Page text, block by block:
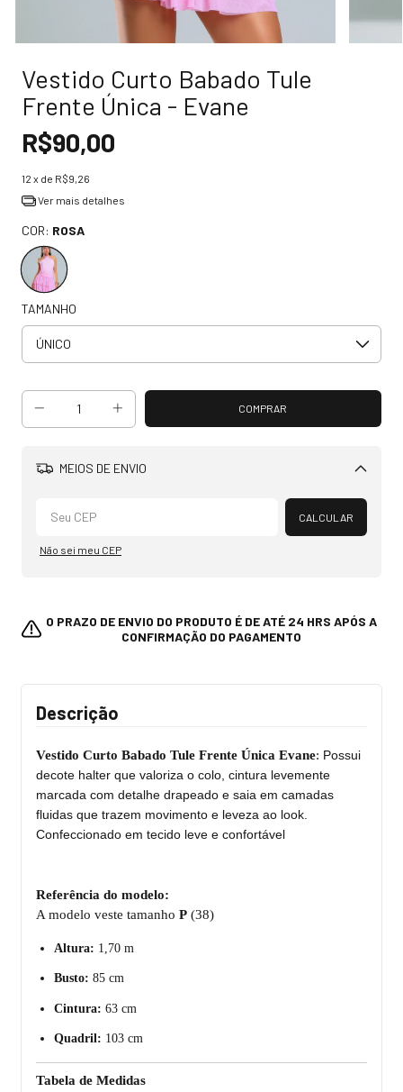
Vestido Curto Babado Tule
Frente Única - Evane
R$90,00
12 x de R$9,26
Ver mais detalhes
COR: ROSA
TAMANHO
MEIOS DE ENVIO
Alterar CEP
CALCULAR
Não sei meu CEP
O PRAZO DE ENVIO DO PRODUTO É DE ATÉ 24 HRS APÓS A
CONFIRMAÇÃO DO PAGAMENTO
Descrição
Vestido Curto Babado Tule Frente Única Evane: Possui
decote halter que valoriza o colo, cintura levemente
marcada com detalhe drapeado e saia em camadas
fluidas que trazem movimento e leveza ao look.
Confeccionado em tecido leve e confortável
Referência do modelo:
A modelo veste tamanho P (38)
Altura: 1,70 m
Busto: 85 cm
Cintura: 63 cm
Quadril: 103 cm
Tabela de Medidas